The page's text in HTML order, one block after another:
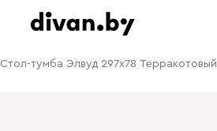
Стол-тумба Элвуд 297x78 Терракотовый